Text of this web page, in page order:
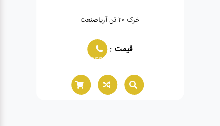
خرک ۲۰ تن آریاصنعت
قیمت :
02166021944